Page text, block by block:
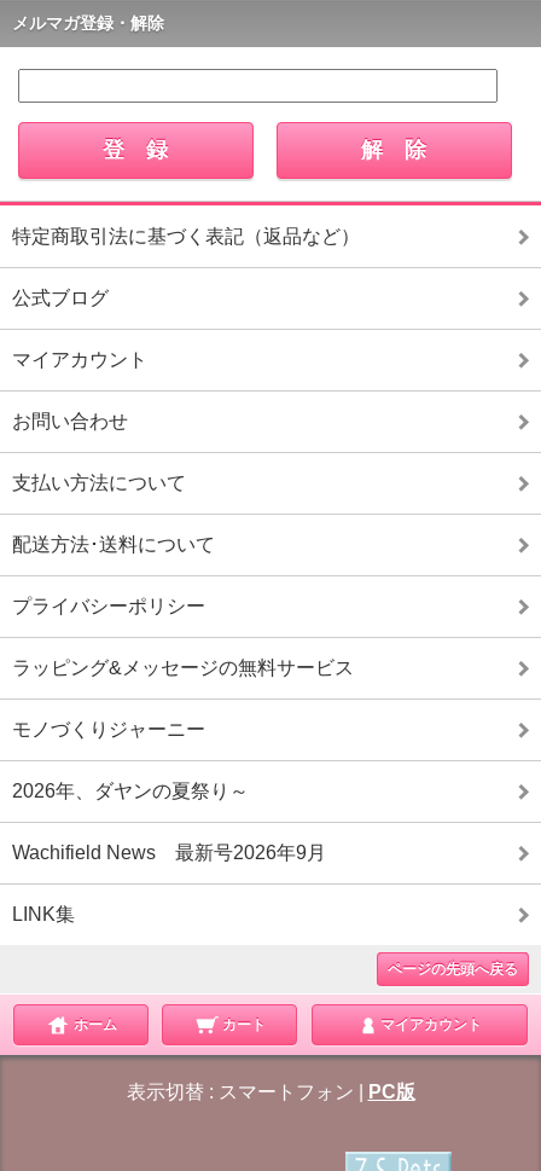
メルマガ登録・解除
特定商取引法に基づく表記（返品など）
公式ブログ
マイアカウント
お問い合わせ
支払い方法について
配送方法･送料について
プライバシーポリシー
ラッピング&メッセージの無料サービス
モノづくりジャーニー
2026年、ダヤンの夏祭り～
Wachifield News 最新号2026年9月
LINK集
ページの先頭へ戻る
ホーム カート マイアカウント
表示切替 : スマートフォン PC版